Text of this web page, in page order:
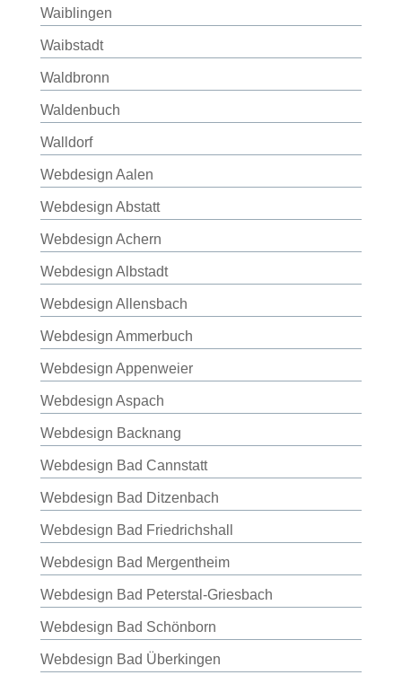
Waiblingen
Waibstadt
Waldbronn
Waldenbuch
Walldorf
Webdesign Aalen
Webdesign Abstatt
Webdesign Achern
Webdesign Albstadt
Webdesign Allensbach
Webdesign Ammerbuch
Webdesign Appenweier
Webdesign Aspach
Webdesign Backnang
Webdesign Bad Cannstatt
Webdesign Bad Ditzenbach
Webdesign Bad Friedrichshall
Webdesign Bad Mergentheim
Webdesign Bad Peterstal-Griesbach
Webdesign Bad Schönborn
Webdesign Bad Überkingen